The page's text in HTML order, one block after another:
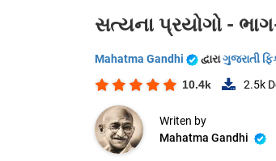
સત્યના પ્રયોગો -
Mahatma Gandhi દ્વારાગુજરાતી
10.4k 2.5k
Writen by
Mahatma Gandhi